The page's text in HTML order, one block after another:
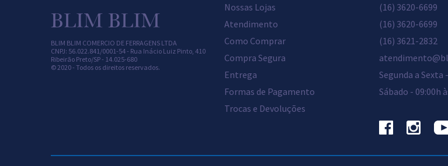
BLIM BLIM COMERCIO DE FERRAGENS LTDA
CNPJ: 56.022.841/0001-54 - Rua Inácio Luiz Pinto, 410
Ribeirão Preto/SP - 14.025-680
© 2020 - Todos os direitos reservados.
Nossas Lojas
Atendimento
Como Comprar
Compra Segura
Entrega
Formas de Pagamento
Trocas e Devoluções
(16) 3620-6699
(16) 3620-6699
(16) 3621-2832
Segunda a Sexta
Sábado - 09:00h